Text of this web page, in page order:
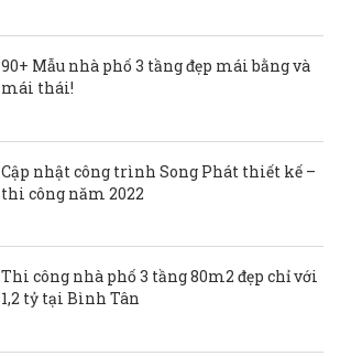
90+ Mẫu nhà phố 3 tầng đẹp mái bằng và
mái thái!
Cập nhật công trình Song Phát thiết kế –
thi công năm 2022
Thi công nhà phố 3 tầng 80m2 đẹp chỉ với
1,2 tỷ tại Bình Tân